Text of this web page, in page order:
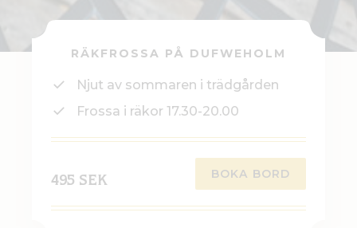
RÄKFROSSA PÅ DUFWEHOLM
Njut av sommaren i trädgården
Frossa i räkor 17.30-20.00
495 SEK
BOKA BORD